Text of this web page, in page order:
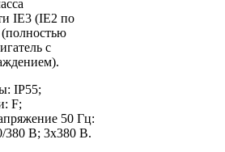
IE3 (IE2 по
с
IP55;
F;
50 Гц:
380 В; 3x380 В.